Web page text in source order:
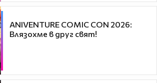
ANIVENTURE COMIC CON 2026:
Влязохме в друг свят!